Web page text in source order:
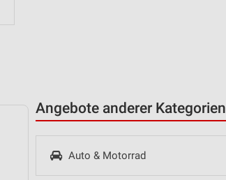
Angebote anderer Kategorien
Auto & Motorrad